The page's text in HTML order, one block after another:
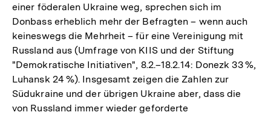
einer föderalen Ukraine weg, sprechen sich im
Donbass erheblich mehr der Befragten – wenn auch
keineswegs die Mehrheit – für eine Vereinigung mit
Russland aus (Umfrage von KIIS und der Stiftung
"Demokratische Initiativen", 8.2.–18.2.14: Donezk 33 %,
Luhansk 24 %). Insgesamt zeigen die Zahlen zur
Südukraine und der übrigen Ukraine aber, dass die
von Russland immer wieder geforderte